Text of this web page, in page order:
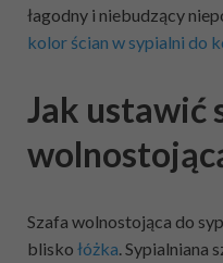
łagodny i niebudzący
kolor ścian w sypialni do
Jak ustawić
Szafa wolnostojąca do
blisko łóżka . Sypialniana